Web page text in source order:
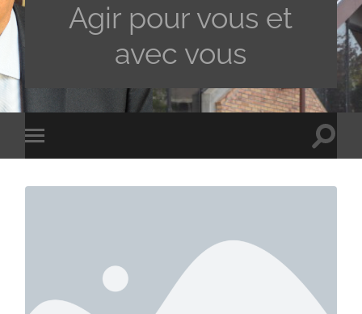
Agir pour vous et
avec vous
Toggle
mobile
Toggle